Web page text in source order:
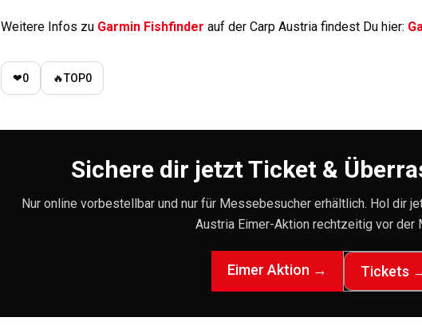
Weitere Infos zu Garmin Fishfinder auf der Carp Austria findest Du hier:
❤0 🔥TOP0
Sichere dir jetzt Ticket &
Nur online vorbestellbar und nur für Messebesucher erhältlich. Hol dir
Austria Eimer-Aktion rechtzeitig vor der
Eimer Aktion → Tickets